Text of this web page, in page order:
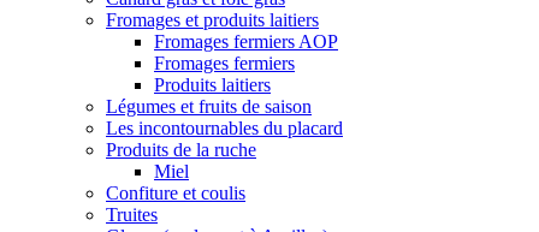
Fromages et produits laitiers
Fromages fermiers AOP
Fromages fermiers
Produits laitiers
Légumes et fruits de saison
Les incontournables du placard
Produits de la ruche
Miel
Confiture et coulis
Truites